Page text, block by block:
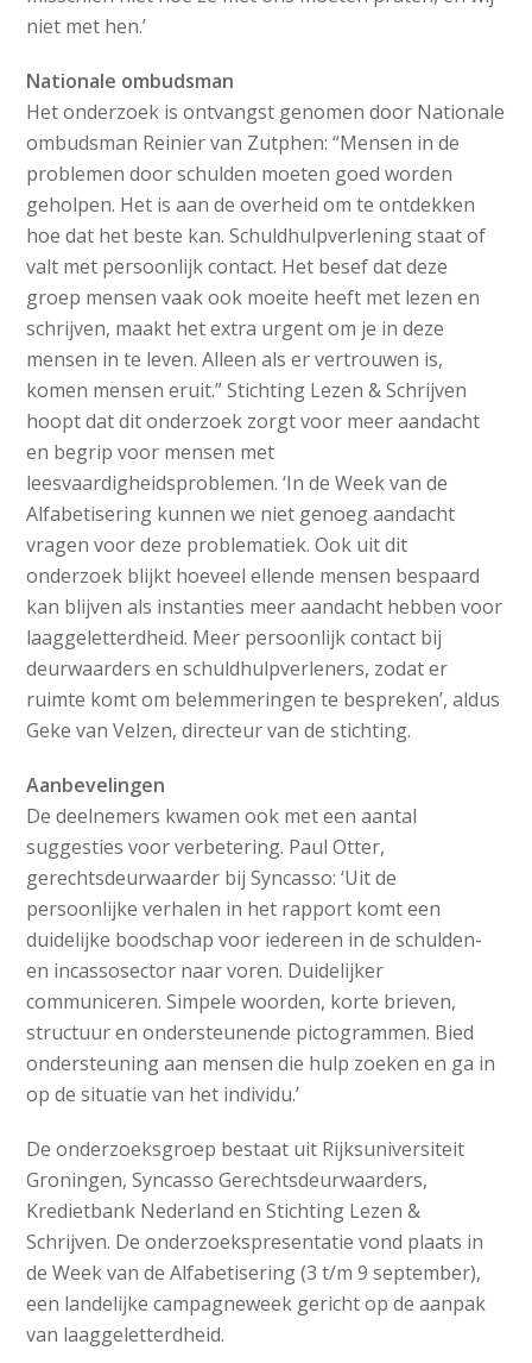
niet met hen.’
Nationale ombudsman
Het onderzoek is ontvangst genomen door Nationale
ombudsman Reinier van Zutphen: “Mensen in de
problemen door schulden moeten goed worden
geholpen. Het is aan de overheid om te ontdekken
hoe dat het beste kan. Schuldhulpverlening staat of
valt met persoonlijk contact. Het besef dat deze
groep mensen vaak ook moeite heeft met lezen en
schrijven, maakt het extra urgent om je in deze
mensen in te leven. Alleen als er vertrouwen is,
komen mensen eruit.” Stichting Lezen & Schrijven
hoopt dat dit onderzoek zorgt voor meer aandacht
en begrip voor mensen met
leesvaardigheidsproblemen. ‘In de Week van de
Alfabetisering kunnen we niet genoeg aandacht
vragen voor deze problematiek. Ook uit dit
onderzoek blijkt hoeveel ellende mensen bespaard
kan blijven als instanties meer aandacht hebben voor
laaggeletterdheid. Meer persoonlijk contact bij
deurwaarders en schuldhulpverleners, zodat er
ruimte komt om belemmeringen te bespreken’, aldus
Geke van Velzen, directeur van de stichting.
Aanbevelingen
De deelnemers kwamen ook met een aantal
suggesties voor verbetering. Paul Otter,
gerechtsdeurwaarder bij Syncasso: ‘Uit de
persoonlijke verhalen in het rapport komt een
duidelijke boodschap voor iedereen in de schulden-
en incassosector naar voren. Duidelijker
communiceren. Simpele woorden, korte brieven,
structuur en ondersteunende pictogrammen. Bied
ondersteuning aan mensen die hulp zoeken en ga in
op de situatie van het individu.’
De onderzoeksgroep bestaat uit Rijksuniversiteit
Groningen, Syncasso Gerechtsdeurwaarders,
Kredietbank Nederland en Stichting Lezen &
Schrijven. De onderzoekspresentatie vond plaats in
de Week van de Alfabetisering (3 t/m 9 september),
een landelijke campagneweek gericht op de aanpak
van laaggeletterdheid.